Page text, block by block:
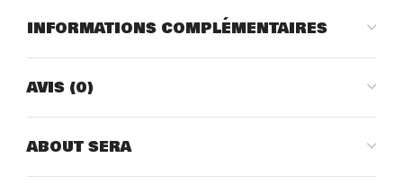
INFORMATIONS COMPLÉMENTAIRES
AVIS (0)
ABOUT SERA